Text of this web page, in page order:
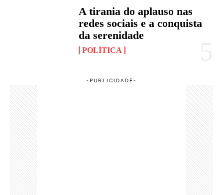
A tirania do aplauso nas
redes sociais e a conquista
da serenidade
POLÍTICA